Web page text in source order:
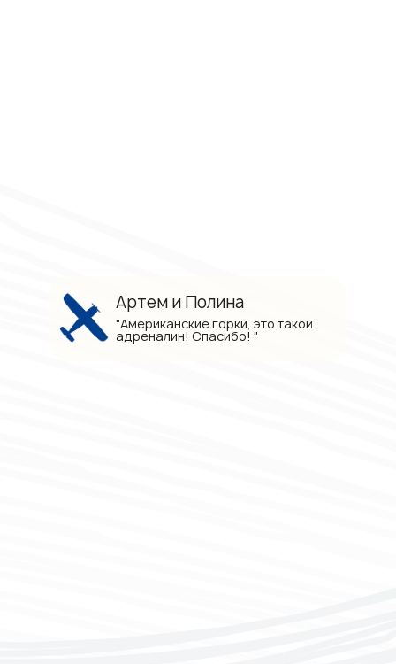
"Американские горки, это такой
адреналин! Спасибо! "
Артем и Полина